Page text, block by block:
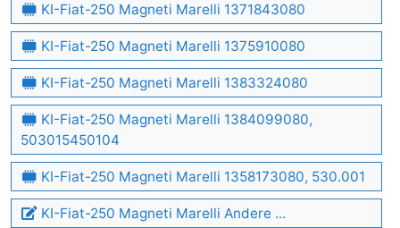
KI-Fiat-250 Magneti Marelli 1371843080
KI-Fiat-250 Magneti Marelli 1375910080
KI-Fiat-250 Magneti Marelli 1383324080
KI-Fiat-250 Magneti Marelli 1384099080,
503015450104
KI-Fiat-250 Magneti Marelli 1358173080, 530.001
KI-Fiat-250 Magneti Marelli Andere ...